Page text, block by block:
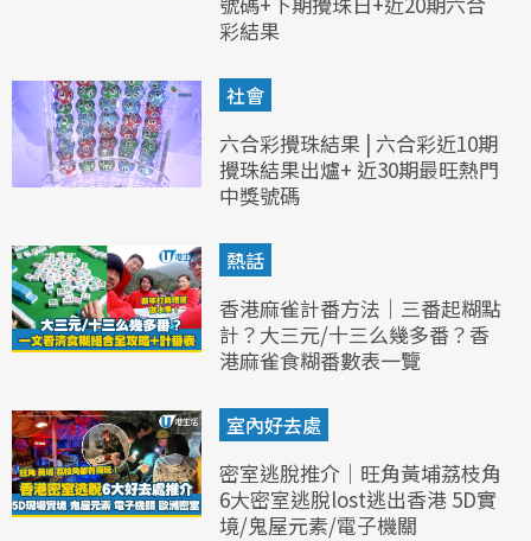
彩結果
社會
六合彩攪珠結果 | 六合彩近10期
攪珠結果出爐+ 近30期最旺熱門
中獎號碼
熱話
香港麻雀計番方法｜三番起糊點
計？大三元/十三么幾多番？香
港麻雀食糊番數表一覽
室內好去處
密室逃脫推介｜旺角黃埔荔枝角
6大密室逃脫lost逃出香港 5D實
境/鬼屋元素/電子機關